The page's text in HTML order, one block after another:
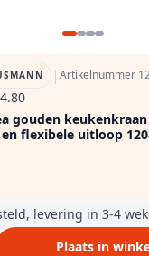
| Artikelnummer
4.80
gouden keukenkraan
flexibele uitloop
levering in 3-4
Plaats in